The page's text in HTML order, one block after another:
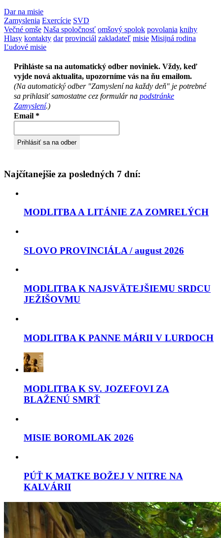
Dar na misie
Zamyslenia Exercície SVD
Večné omše Naša spoločnosť omšový spolok povolania knihy
Hlasy kontakty dar provinciál zakladateľ misie Misijná rodina
Ľudové misie
Prihláste sa na automatický odber noviniek. Vždy, keď
vyjde nová aktualita, upozorníme vás na ňu emailom.
(Na automatický odber "Zamyslení na každy deň" je potrebné
sa prihlasiť samostatne cez formulár na podstránke
Zamyslení.)
Email *
Najčítanejšie za posledných 7 dní:
MODLITBA A LITÁNIE ZA ZOMRELÝCH
SLOVO PROVINCIÁLA / august 2026
MODLITBA K NAJSVÄTEJŠIEMU SRDCU
JEŽIŠOVMU
MODLITBA K PANNE MÁRII V LURDOCH
MODLITBA K SV. JOZEFOVI ZA
BLAŽENÚ SMRŤ
MISIE BOROMLAK 2026
PÚŤ K MATKE BOŽEJ V NITRE NA
KALVÁRII